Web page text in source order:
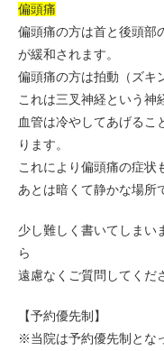
偏頭痛
偏頭痛の方は首と後頭部
が緩和されます。
偏頭痛の方は拍動（ズキ
これは三叉神経という神
血管は冷やしてあげるこ
ります。
これにより偏頭痛の症状
あとは暗くて静かな場所
少し難しく書いてしまい
ら
遠慮なくご質問してくだ
【予約優先制】
※当院は予約優先制とな